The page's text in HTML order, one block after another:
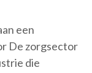
een
De zorgsector
die